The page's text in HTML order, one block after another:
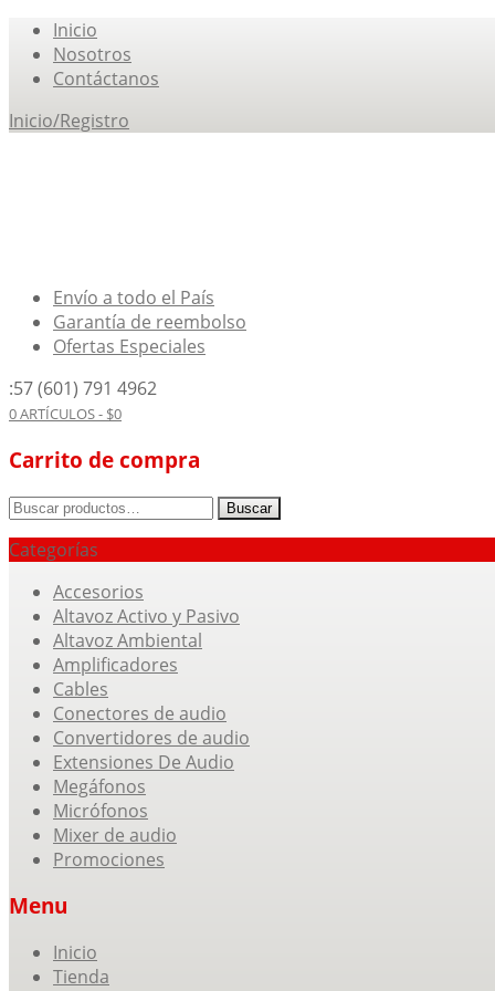
Inicio
Nosotros
Contáctanos
Inicio/Registro
Envío a todo el País
Garantía de reembolso
Ofertas Especiales
:57 (601) 791 4962
0 ARTÍCULOS - $0
Carrito de compra
Buscar
Buscar
Categorías
Accesorios
Altavoz Activo y Pasivo
Altavoz Ambiental
Amplificadores
Cables
Conectores de audio
Convertidores de audio
Extensiones De Audio
Megáfonos
Micrófonos
Mixer de audio
Promociones
Menu
Skip Inicio
Tienda